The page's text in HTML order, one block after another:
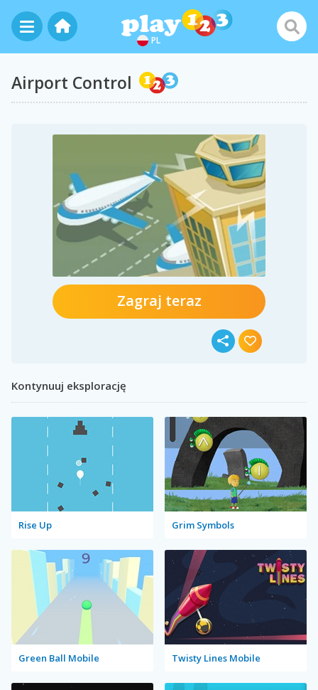
PL
Airport Control
Zagraj teraz
Kontynuuj eksplorację
Rise Up Grim Symbols
Green Ball Mobile Twisty Lines Mobile